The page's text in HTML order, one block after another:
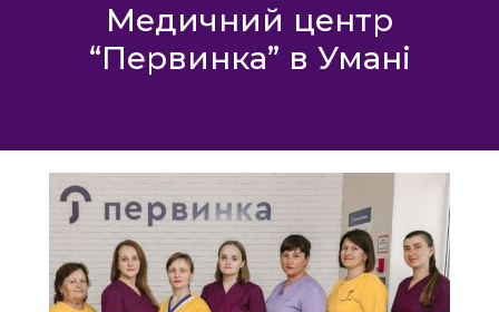
Медичний центр
“Первинка” в Умані